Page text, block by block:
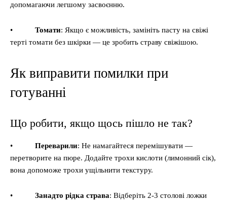
допомагаючи легшому засвоєнню.
• Томати: Якщо є можливість, замініть пасту на свіжі
терті томати без шкірки — це зробить страву свіжішою.
Як виправити помилки при
готуванні
Що робити, якщо щось пішло не так?
• Переварили: Не намагайтеся перемішувати —
перетворите на пюре. Додайте трохи кислоти (лимонний сік),
вона допоможе трохи ущільнити текстуру.
• Занадто рідка страва: Відберіть 2-3 столові ложки